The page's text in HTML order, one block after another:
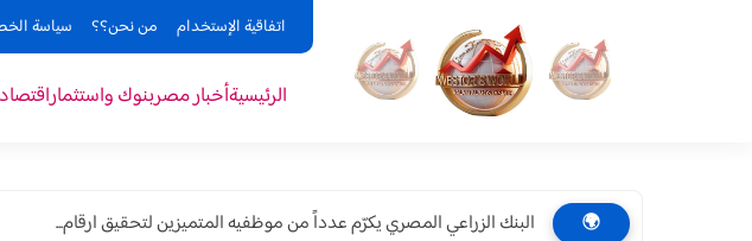
اتفاقية الإستخدام من نحن؟؟ سياسة
الرئيسيةأخبار مصربنوك واستثماراقتصاد
🌍 البنك الزراعي المصري يكرّم عدداً من موظفيه المتميزين لتحقيق ارقام...